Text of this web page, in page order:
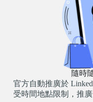
隨時
官方自動推廣於
受時間地點限制，推